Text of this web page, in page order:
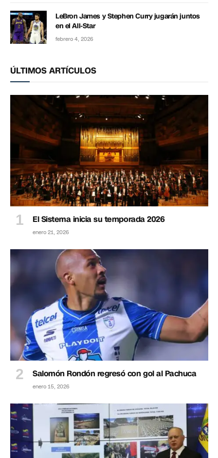
LeBron James y Stephen Curry jugarán juntos
en el All-Star
febrero 4, 2026
ÚLTIMOS ARTÍCULOS
El Sistema inicia su temporada 2026
enero 21, 2026
Salomón Rondón regresó con gol al Pachuca
enero 15, 2026